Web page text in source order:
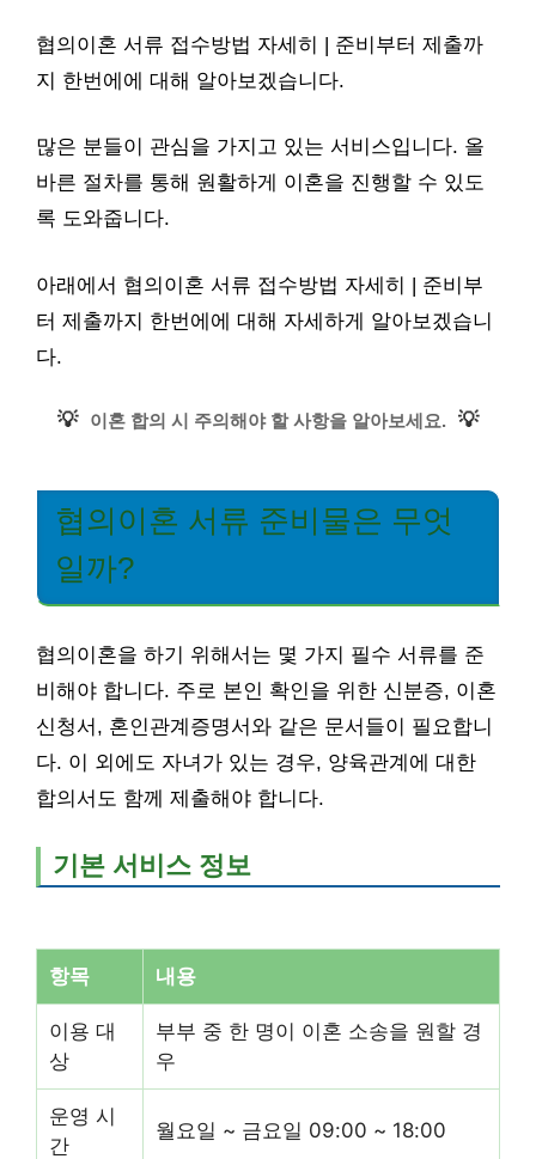
협의이혼 서류 접수방법 자세히 | 준비부터 제출까
지 한번에에 대해 알아보겠습니다.
많은 분들이 관심을 가지고 있는 서비스입니다. 올
바른 절차를 통해 원활하게 이혼을 진행할 수 있도
록 도와줍니다.
아래에서 협의이혼 서류 접수방법 자세히 | 준비부
터 제출까지 한번에에 대해 자세하게 알아보겠습니
다.
💡 이혼 합의 시 주의해야 할 사항을 알아보세요. 💡
협의이혼 서류 준비물은 무엇
일까?
협의이혼을 하기 위해서는 몇 가지 필수 서류를 준
비해야 합니다. 주로 본인 확인을 위한 신분증, 이혼
신청서, 혼인관계증명서와 같은 문서들이 필요합니
다. 이 외에도 자녀가 있는 경우, 양육관계에 대한
합의서도 함께 제출해야 합니다.
기본 서비스 정보
항목 내용
이용 대
상
부부 중 한 명이 이혼 소송을 원할 경
우
운영 시
간
월요일 ~ 금요일 09:00 ~ 18:00